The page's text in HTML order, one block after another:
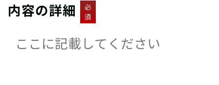
内容の詳細
必
須